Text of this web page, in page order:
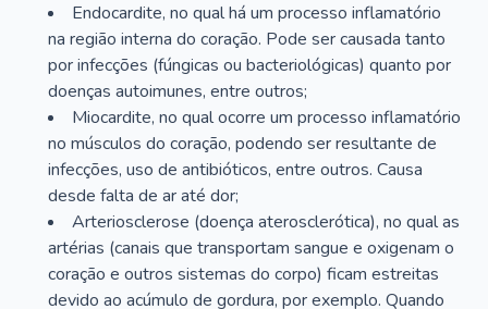
Endocardite, no qual há um processo inflamatório
na região interna do coração. Pode ser causada tanto
por infecções (fúngicas ou bacteriológicas) quanto por
doenças autoimunes, entre outros;
Miocardite, no qual ocorre um processo inflamatório
no músculos do coração, podendo ser resultante de
infecções, uso de antibióticos, entre outros. Causa
desde falta de ar até dor;
Arteriosclerose (doença aterosclerótica), no qual as
artérias (canais que transportam sangue e oxigenam o
coração e outros sistemas do corpo) ficam estreitas
devido ao acúmulo de gordura, por exemplo. Quando